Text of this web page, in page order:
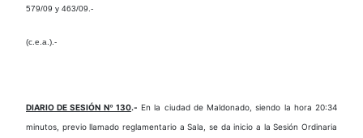
579/09 y 463/09.-
(c.e.a.).-
DIARIO DE SESIÓN Nº 130.- En la ciudad de Maldonado, siendo la hora 20:34
minutos, previo llamado reglamentario a Sala, se da inicio a la Sesión Ordinaria